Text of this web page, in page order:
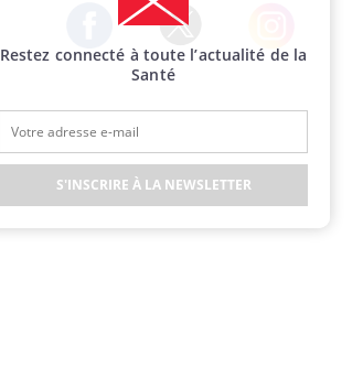
Facebook Twitter Instagram
Restez connecté à toute l’actualité de la
Santé
S'INSCRIRE À LA NEWSLETTER